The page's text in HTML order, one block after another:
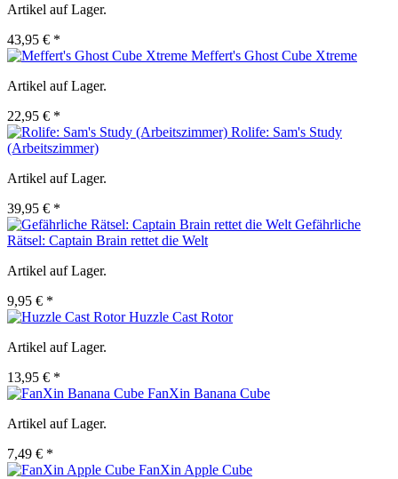
Artikel auf Lager.
43,95 € *
Meffert's Ghost Cube Xtreme
Artikel auf Lager.
22,95 € *
Rolife: Sam's Study
(Arbeitszimmer)
Artikel auf Lager.
39,95 € *
Gefährliche
Rätsel: Captain Brain rettet die Welt
Artikel auf Lager.
9,95 € *
Huzzle Cast Rotor
Artikel auf Lager.
13,95 € *
FanXin Banana Cube
Artikel auf Lager.
7,49 € *
FanXin Apple Cube